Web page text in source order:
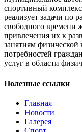
спортивный
реализует задачи по
свободного времени
привлечения их к
занятиям
потребностей
услуг в области
Полезные ссылки
Главная
Новости
Галерея